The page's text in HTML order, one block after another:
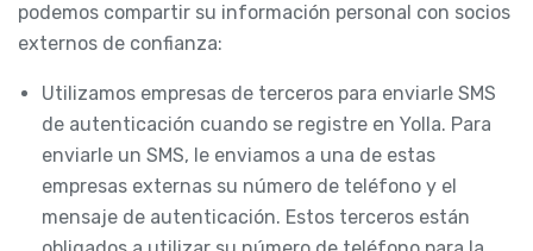
podemos compartir su información personal con socios
externos de confianza:
Utilizamos empresas de terceros para enviarle SMS
de autenticación cuando se registre en Yolla. Para
enviarle un SMS, le enviamos a una de estas
empresas externas su número de teléfono y el
mensaje de autenticación. Estos terceros están